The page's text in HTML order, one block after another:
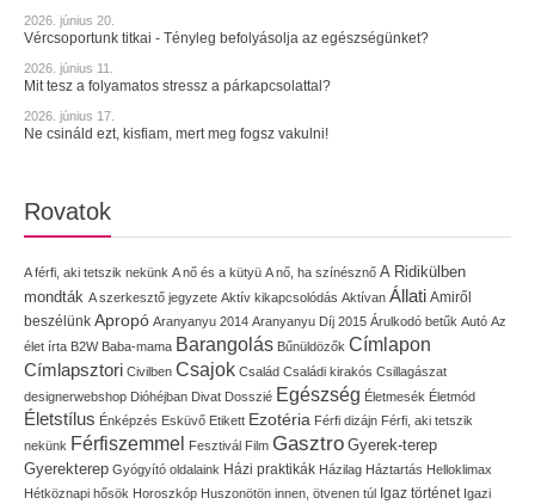
2026. június 20.
Vércsoportunk titkai - Tényleg befolyásolja az egészségünket?
2026. június 11.
Mit tesz a folyamatos stressz a párkapcsolattal?
2026. június 17.
Ne csináld ezt, kisfiam, mert meg fogsz vakulni!
Rovatok
A férfi, aki tetszik nekünk A nő és a kütyü A nő, ha színésznő A Ridikülben
mondták A szerkesztő jegyzete Aktív kikapcsolódás Aktívan Állati Amiről
beszélünk Apropó Aranyanyu 2014 Aranyanyu Díj 2015 Árulkodó betűk Autó Az
élet írta B2W Baba-mama Barangolás Bűnüldözők Címlapon
Címlapsztori Civilben Csajok Család Családi kirakós Csillagászat
designerwebshop Dióhéjban Divat Dosszié Egészség Életmesék Életmód
Életstílus Énképzés Esküvő Etikett Ezotéria Férfi dizájn Férfi, aki tetszik
nekünk Férfiszemmel Fesztivál Film Gasztro Gyerek-terep
Gyerekterep Gyógyító oldalaink Házi praktikák Házilag Háztartás Helloklimax
Hétköznapi hősök Horoszkóp Huszonötön innen, ötvenen túl Igaz történet Igazi